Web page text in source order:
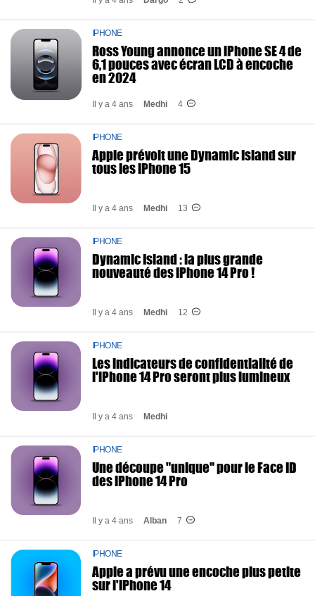
IPHONE
Ross Young annonce un iPhone SE 4 de
6,1 pouces avec écran LCD à encoche
en 2024
Il y a 4 ans Medhi 4
IPHONE
Apple prévoit une Dynamic Island sur
tous les iPhone 15
Il y a 4 ans Medhi 13
IPHONE
Dynamic Island : la plus grande
nouveauté des iPhone 14 Pro !
Il y a 4 ans Medhi 12
IPHONE
Les indicateurs de confidentialité de
l'iPhone 14 Pro seront plus lumineux
Il y a 4 ans Medhi
IPHONE
Une découpe "unique" pour le Face ID
des iPhone 14 Pro
Il y a 4 ans Alban 7
IPHONE
Apple a prévu une encoche plus petite
sur l'iPhone 14